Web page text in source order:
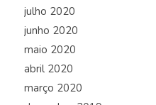
julho 2020
junho 2020
maio 2020
abril 2020
março 2020